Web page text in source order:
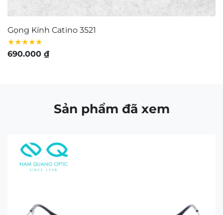
Gọng Kính Catino 3521
★★★★★
690.000 ₫
Sản phẩm đã xem